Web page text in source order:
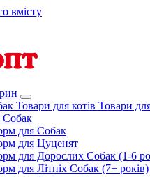
вмісту
Товари для котів Товари
Собак
для Собак
для Цуценят
для Дорослих Собак (1-6
для Літніх Собак (7+ років)